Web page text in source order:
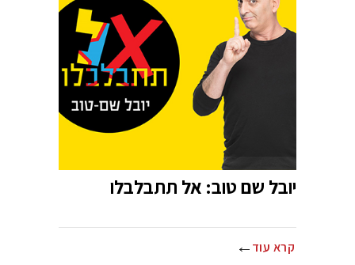
יובל שם טוב: אל תתבלבלו
קרא עוד